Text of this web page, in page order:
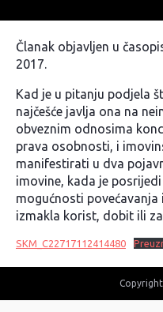
Članak objavljen u
2017.
Kad je u pitanju podjela
najčešće javlja ona na
obveznim odnosima
prava osobnosti, i
manifestirati u dva
imovine, kada je
mogućnosti
izmakla korist, dobit ili
SKM_C22717112414480